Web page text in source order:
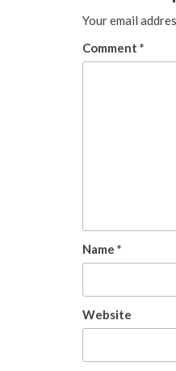
Your email
Comment *
Name *
Website